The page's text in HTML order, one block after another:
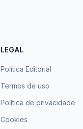
LEGAL
Política Editorial
Termos de uso
Política de privacidade
Cookies